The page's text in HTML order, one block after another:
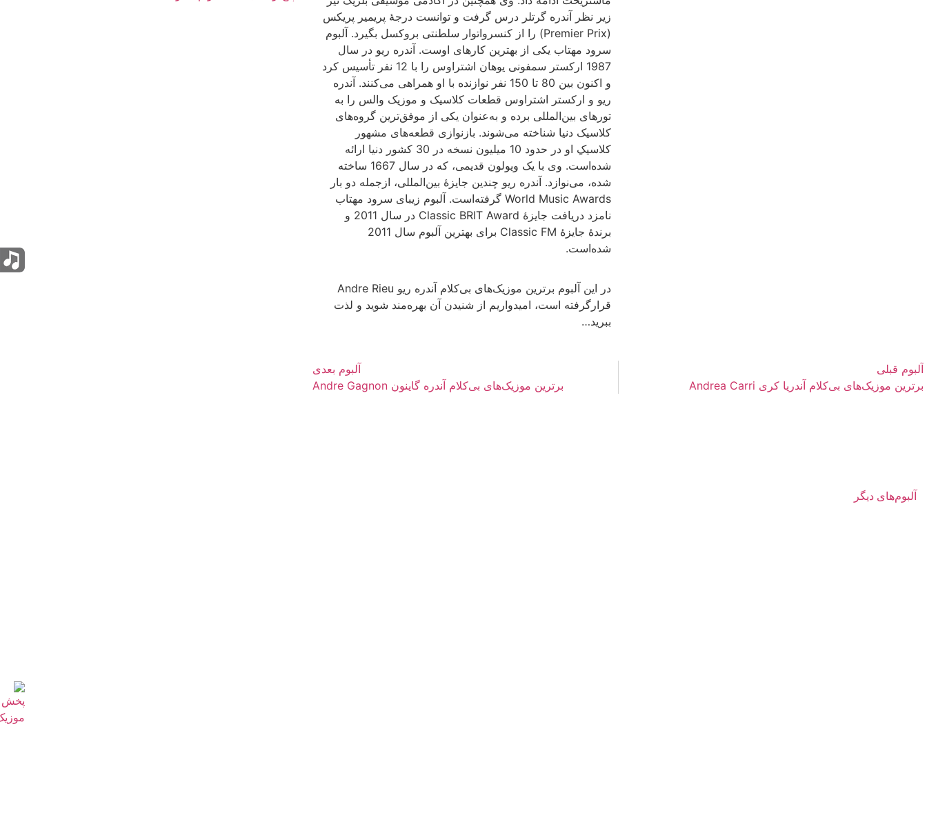
زیر نظر آندره گرتلر درس گرفت و توانست درجهٔ پریمیر پریکس
(Premier Prix) را از کنسرواتوار سلطنتی بروکسل بگیرد. آلبوم
سرود مهتاب یکی از بهترین کارهای اوست. آندره ریو در سال
1987 ارکستر سمفونی یوهان اشتراوس را با 12 نفر تأسیس کرد
و اکنون بین 80 تا 150 نفر نوازنده با او همراهی می‌کنند. آندره
ریو و ارکستر اشتراوس قطعات کلاسیک و موزیک والس را به
تورهای بین‌المللی برده و به‌عنوان یکی از موفق‌ترین گروه‌های
کلاسیک دنیا شناخته می‌شوند. بازنوازی قطعه‌های مشهور
کلاسیکِ او در حدود 10 میلیون نسخه در 30 کشور دنیا ارائه
شده‌است. وی با یک ویولون قدیمی، که در سال 1667 ساخته
شده، می‌نوازد. آندره ریو چندین جایزهٔ بین‌المللی، ازجمله دو بار
World Music Awards گرفته‌است. آلبوم زیبای سرود مهتاب
نامزد دریافت جایزهٔ Classic BRIT Award در سال 2011 و
برندهٔ جایزهٔ Classic FM برای بهترین آلبوم سال 2011
شده‌است.
در این آلبوم برترین موزیک‌های بی‌کلام آندره ریو Andre Rieu
قرارگرفته است، امیدواریم از شنیدن آن بهره‌مند شوید و لذت
ببرید…
آلبوم قبلی
برترین موزیک‌های بی‌کلام آندریا کری Andrea Carri
آلبوم بعدی
برترین موزیک‌های بی‌کلام آندره گاینون Andre Gagnon
آلبوم‌های دیگر